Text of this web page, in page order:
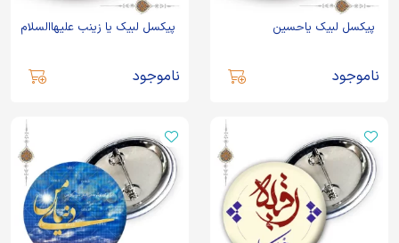
پیکسل لبیک یاحسین
ناموجود
پیکسل لبیک یا زینب علیهاالسلام
ناموجود